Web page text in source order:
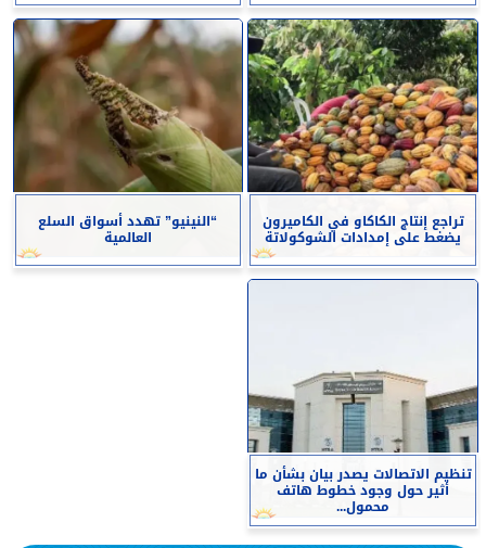
تراجع إنتاج الكاكاو في الكاميرون
يضغط على إمدادات الشوكولاتة
“النينيو” تهدد أسواق السلع
العالمية
تنظيم الاتصالات يصدر بيان بشأن ما
أثير حول وجود خطوط هاتف
محمول...